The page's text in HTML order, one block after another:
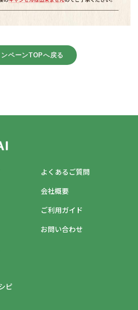
ンペーンTOPへ戻る
ピ
よくあるご質問
ご利用ガイド
会社概要
お問い合わせ